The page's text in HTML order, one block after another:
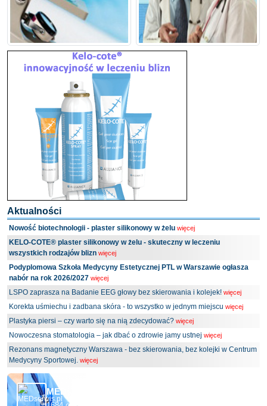
Aktualności
Nowość biotechnologii - plaster silikonowy w żelu więcej
KELO-COTE® plaster silikonowy w żelu - skuteczny w leczeniu
wszystkich rodzajów blizn więcej
Podyplomowa Szkoła Medycyny Estetycznej PTL w Warszawie ogłasza
nabór na rok 2026/2027 więcej
LSPO zaprasza na Badanie EEG głowy bez skierowania i kolejek! więcej
Korekta uśmiechu i zadbana skóra - to wszystko w jednym miejscu więcej
Plastyka piersi – czy warto się na nią zdecydować? więcej
Nowoczesna stomatologia – jak dbać o zdrowie jamy ustnej więcej
Rezonans magnetyczny Warszawa - bez skierowania, bez kolejki w Centrum
Medycyny Sportowej. więcej
MEDserwis.pl - Ogólnopolski Portal Medyczny